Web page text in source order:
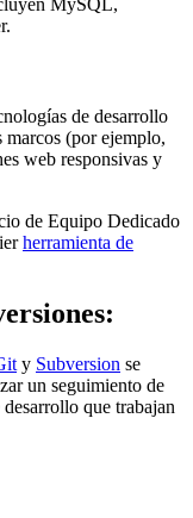
de desarrollo
(por ejemplo,
web responsivas y
de Equipo Dedicado
herramienta de
y Subversion se
un seguimiento de
que trabajan